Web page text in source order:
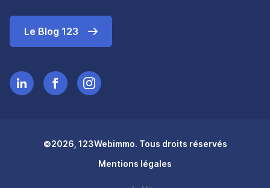
Le Blog 123
©2026, 123Webimmo. Tous droits réservés
Mentions légales